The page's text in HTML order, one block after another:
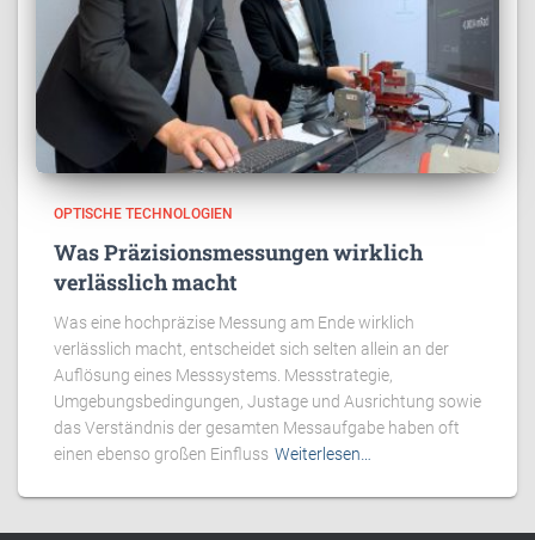
OPTISCHE TECHNOLOGIEN
Was Präzisionsmessungen wirklich
verlässlich macht
Was eine hochpräzise Messung am Ende wirklich
verlässlich macht, entscheidet sich selten allein an der
Auflösung eines Messsystems. Messstrategie,
Umgebungsbedingungen, Justage und Ausrichtung sowie
das Verständnis der gesamten Messaufgabe haben oft
einen ebenso großen Einfluss Weiterlesen…